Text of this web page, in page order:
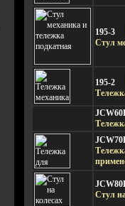
195-3
Стул
195-2
Стул